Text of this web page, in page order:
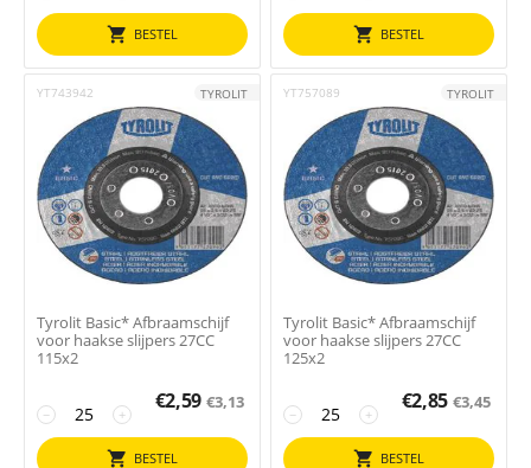
BESTEL BESTEL
YT743942 TYROLIT
Tyrolit Basic* Afbraamschijf
voor haakse slijpers 27CC
115x2
+
−
€2,59 €3,13
BESTEL
YT757089 TYROLIT
Tyrolit Basic* Afbraamschijf
voor haakse slijpers 27CC
125x2
+
−
€2,85 €3,45
BESTEL